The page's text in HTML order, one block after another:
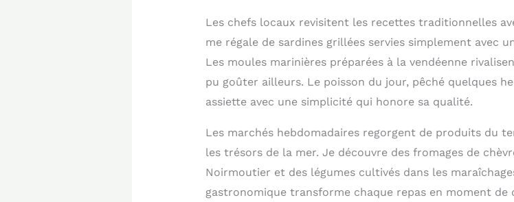
Les chefs locaux revisitent les recettes traditionnelles
me régale de sardines grillées servies simplement avec
Les moules marinières préparées à la vendéenne
pu goûter ailleurs. Le poisson du jour, pêché quelques
assiette avec une simplicité qui honore sa qualité.
Les marchés hebdomadaires regorgent de produits du
les trésors de la mer. Je découvre des fromages de
Noirmoutier et des légumes cultivés dans les
gastronomique transforme chaque repas en moment de